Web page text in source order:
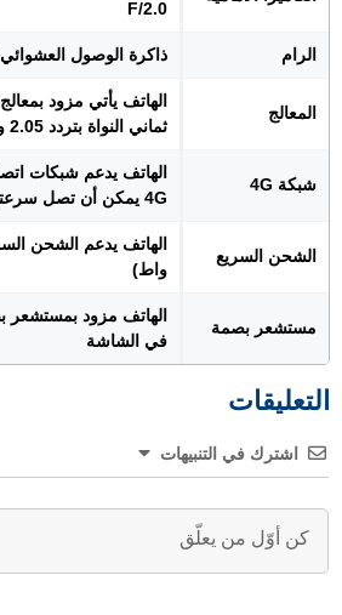
F/2.0
الرام ذاكرة الوصول العشوائي الرام 8
المعالج
ثماني النواة بتردد 2.05 و 2.0 جيجاهرتز
شبكة 4G
الهاتف يدعم شبكات
4G يمكن أن تصل سرعتها حتى 400 ميجابت
الشحن السريع
واط)
مستشعر بصمة
الهاتف مزود بمستشعر
في الشاشة
التعليقات
اشترك في التنبيهات